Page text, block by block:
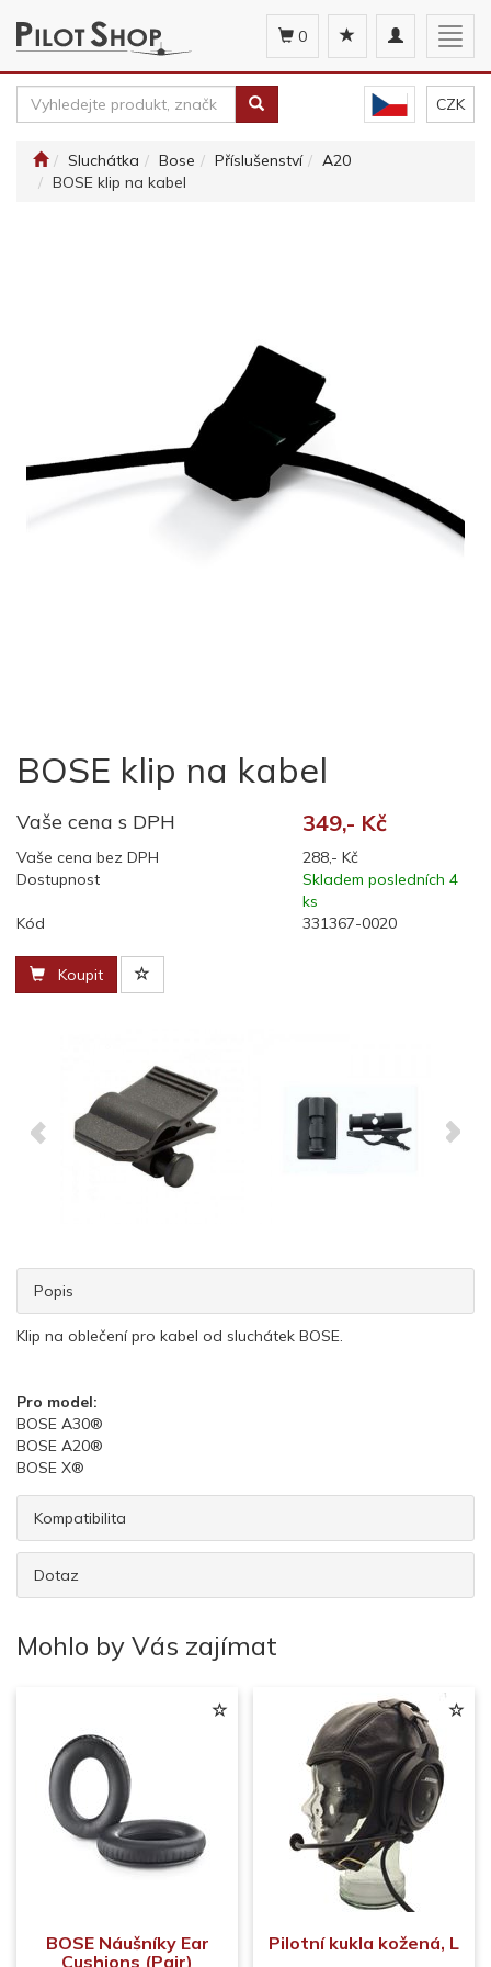
Toggle
navigation
0
CZK
Sluchátka Bose Příslušenství
A20
BOSE klip na kabel
BOSE klip na kabel
Vaše cena s DPH 349,- Kč
Vaše cena bez DPH
288,- Kč
Dostupnost
Skladem posledních 4
ks
Kód
331367-0020
Koupit
Popis
Klip na oblečení pro kabel od sluchátek BOSE.
Pro model:
BOSE A30®
BOSE A20®
BOSE X®
Kompatibilita
Dotaz
Mohlo by Vás zajímat
BOSE Náušníky Ear
Cushions (Pair)
Pilotní kukla kožená, L